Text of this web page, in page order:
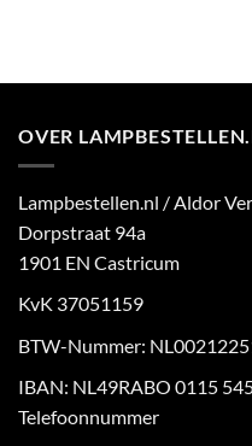
OVER
Lampbestellen.nl / Aldor
Dorpstraat 94a
1901 EN Castricum
KvK 37051159
BTW-Nummer:
IBAN: NL49RABO 0115
Telefoonnummer